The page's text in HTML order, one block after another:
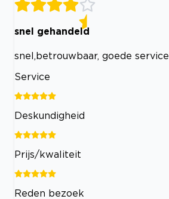
snel gehandeld
snel,betrouwbaar, goede service
Service
Deskundigheid
Prijs/kwaliteit
Reden bezoek